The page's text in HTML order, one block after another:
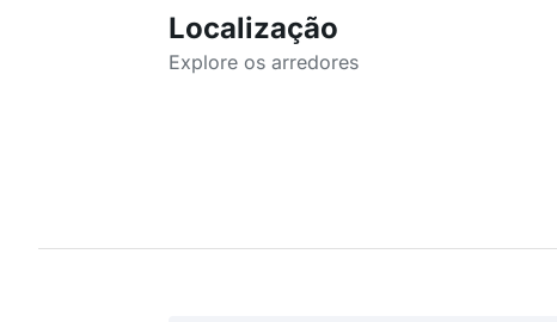
Localização
Explore os arredores